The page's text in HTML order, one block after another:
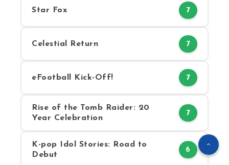
Star Fox 7
Celestial Return 7
eFootball Kick-Off! 7
Rise of the Tomb Raider: 20
Year Celebration
7
K-pop Idol Stories: Road to
Debut
6